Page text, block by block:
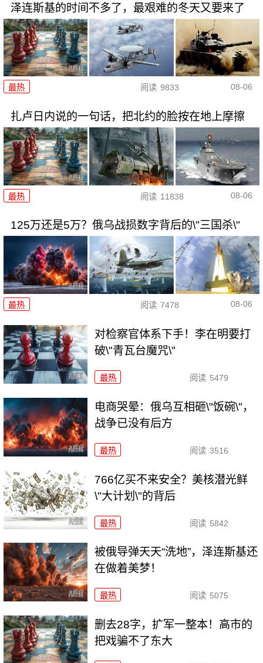
泽连斯基的时间不多了，最艰难的冬天又要来了
最热 阅读 9833 08-06
扎卢日内说的一句话，把北约的脸按在地上摩擦
最热 阅读 11838 08-06
125万还是5万？俄乌战损数字背后的\"三国杀\"
最热 阅读 7478 08-06
对检察官体系下手！李在明要打
破\"青瓦台魔咒\"
最热 阅读 5479
电商哭晕：俄乌互相砸\"饭碗\"，
战争已没有后方
最热 阅读 3516
766亿买不来安全？美核潜光鲜
\"大计划\"的背后
最热 阅读 5842
被俄导弹天天“洗地”，泽连斯基还
在做着美梦！
最热 阅读 5075
删去28字，扩军一整本！高市的
把戏骗不了东大